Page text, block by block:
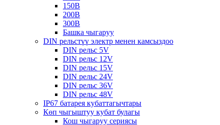
150В
200В
300В
Башка чыгаруу
DIN рельстүү электр менен камсыздоо
DIN рельс 5V
DIN рельс 12V
DIN рельс 15V
DIN рельс 24V
DIN рельс 36V
DIN рельс 48V
IP67 батарея кубаттагычтары
Көп чыгыштуу кубат булагы
Кош чыгаруу сериясы